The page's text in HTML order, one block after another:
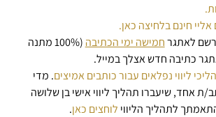
חינם בלחיצה כאן.
חמישה ימי הכתיבה
(100% מתנה
כתיבה חדש אצלך במייל.
ליווי נפלאים עבור כותבים אמיצים. מדי
ת אחד, שיעברו תהליך ליווי אישי בן שלושה
לתהליך הליווי לוחצים כאן.